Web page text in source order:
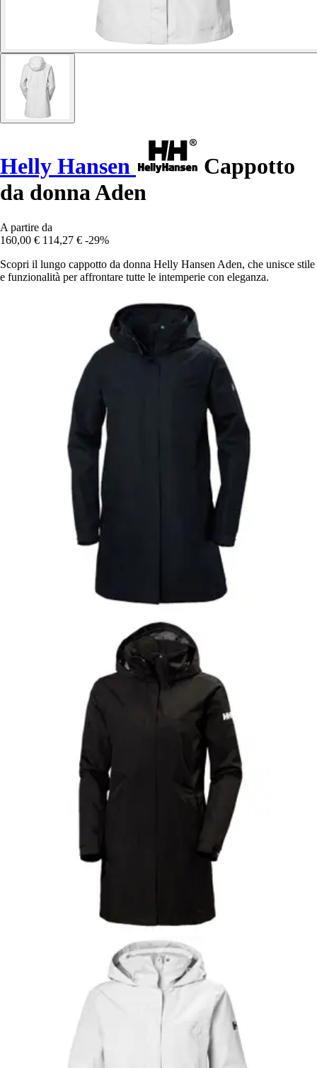
Helly Hansen
Cappotto
da donna Aden
A partire da
160,00 € 114,27 € -29%
Scopri il lungo cappotto da donna Helly Hansen Aden, che unisce stile
e funzionalità per affrontare tutte le intemperie con eleganza.